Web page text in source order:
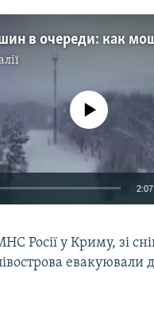
240p 360p
media source currently
2:07
Росії у Криму, зі
евакуювали